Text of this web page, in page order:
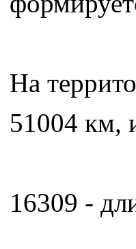
На
51004 км,
16309 -